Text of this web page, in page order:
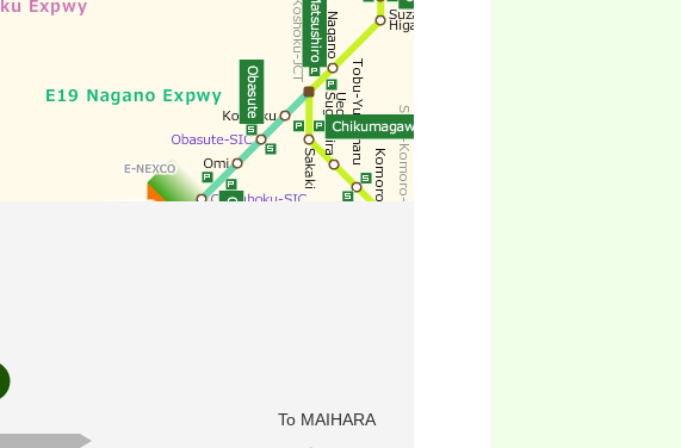
To MAIHARA